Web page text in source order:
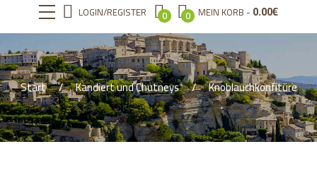
LOGIN/REGISTER 0 0 MEIN KORB 0.00€
Start Kandiert und Chutneys Knoblauchkonfitüre